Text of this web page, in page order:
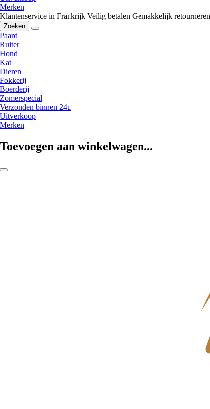
Merken
Klantenservice in Frankrijk Veilig betalen Gemakkelijk retourneren
Zoeken
Paard
Ruiter
Hond
Kat
Dieren
Fokkerij
Boerderij
Zomerspecial
Verzonden binnen 24u
Uitverkoop
Merken
Toevoegen aan winkelwagen...